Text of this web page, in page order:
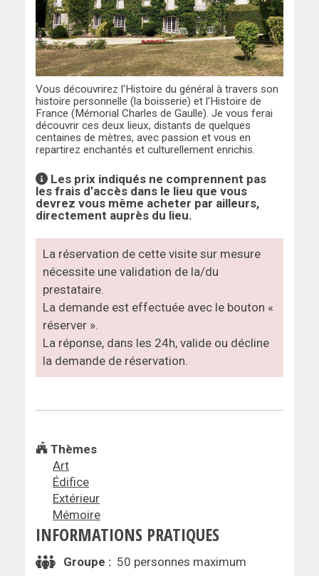
Vous découvrirez l'Histoire du général à travers son
histoire personnelle (la boisserie) et l'Histoire de
France (Mémorial Charles de Gaulle). Je vous ferai
découvrir ces deux lieux, distants de quelques
centaines de mètres, avec passion et vous en
repartirez enchantés et culturellement enrichis.
Les prix indiqués ne comprennent pas
les frais d’accès dans le lieu que vous
devrez vous même acheter par ailleurs,
directement auprès du lieu.
La réservation de cette visite sur mesure
nécessite une validation de la/du
prestataire.
La demande est effectuée avec le bouton «
réserver ».
La réponse, dans les 24h, valide ou décline
la demande de réservation.
Thèmes
Art
Édifice
Extérieur
Mémoire
INFORMATIONS PRATIQUES
Groupe : 50 personnes maximum